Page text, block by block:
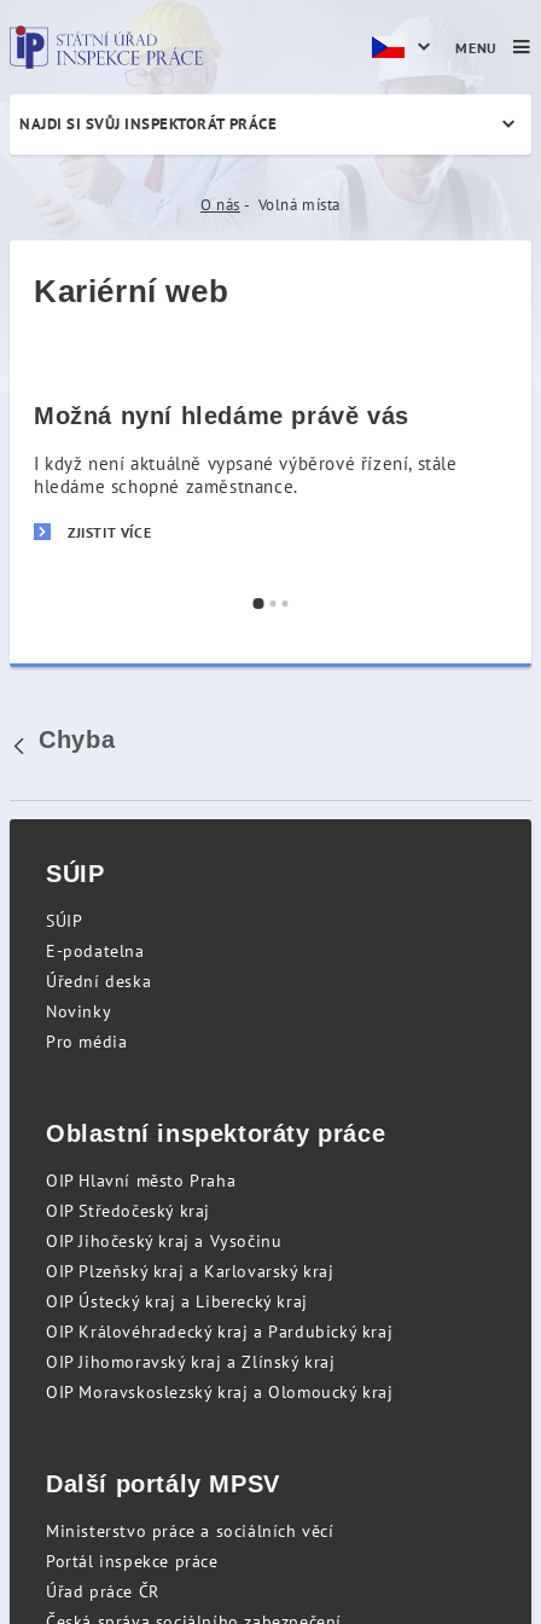
Volná místa
NAJDI SI SVŮJ INSPEKTORÁT PRÁCE
O nás Volná místa
Kariérní web
Možná nyní hledáme právě vás
I když není aktuálně vypsané výběrové řízení, stále
hledáme schopné zaměstnance.
ZJISTIT VÍCE
Zpět
Chyba
MENU
SÚIP
SÚIP
E-podatelna
Úřední deska
Novinky
Pro média
Oblastní inspektoráty práce
OIP Hlavní město Praha
OIP Středočeský kraj
OIP Jihočeský kraj a Vysočinu
OIP Plzeňský kraj a Karlovarský kraj
OIP Ústecký kraj a Liberecký kraj
OIP Královéhradecký kraj a Pardubický kraj
OIP Jihomoravský kraj a Zlínský kraj
OIP Moravskoslezský kraj a Olomoucký kraj
Další portály MPSV
Ministerstvo práce a sociálních věcí
Portál inspekce práce
Úřad práce ČR